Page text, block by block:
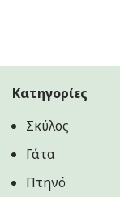
Κατηγορίες
Σκύλος
Γάτα
Πτηνό